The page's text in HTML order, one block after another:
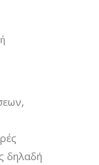
δηλαδή